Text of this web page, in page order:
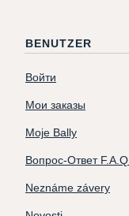
BENUTZER
Войти
Мои заказы
Moje Bally
Вопрос-Ответ F.A.Q.
Neznáme závery